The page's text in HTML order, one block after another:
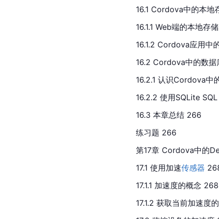
16.1 Cordova中的本地
16.1.1 Web端的本地存
16.1.2 Cordova应用中
16.2 Cordova中的数
16.2.1 认识Cordova中
16.2.2 使用SQLite
16.3 本章总结 266
练习题 266
第17章 Cordova中的
17.1 使用加速传感器
17.1.1 加速度的概念 268
17.1.2 获取当前加速度